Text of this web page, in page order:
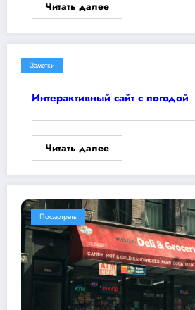
Читать далее
Заметки
Интерактивный сайт с погодой
Читать далее
Посмотреть